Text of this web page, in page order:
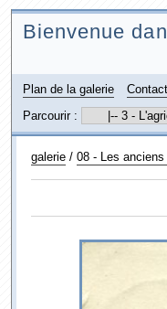
Bienvenue
Plan de la galerie
Contact
Parcourir :
galerie/ 08 - Les